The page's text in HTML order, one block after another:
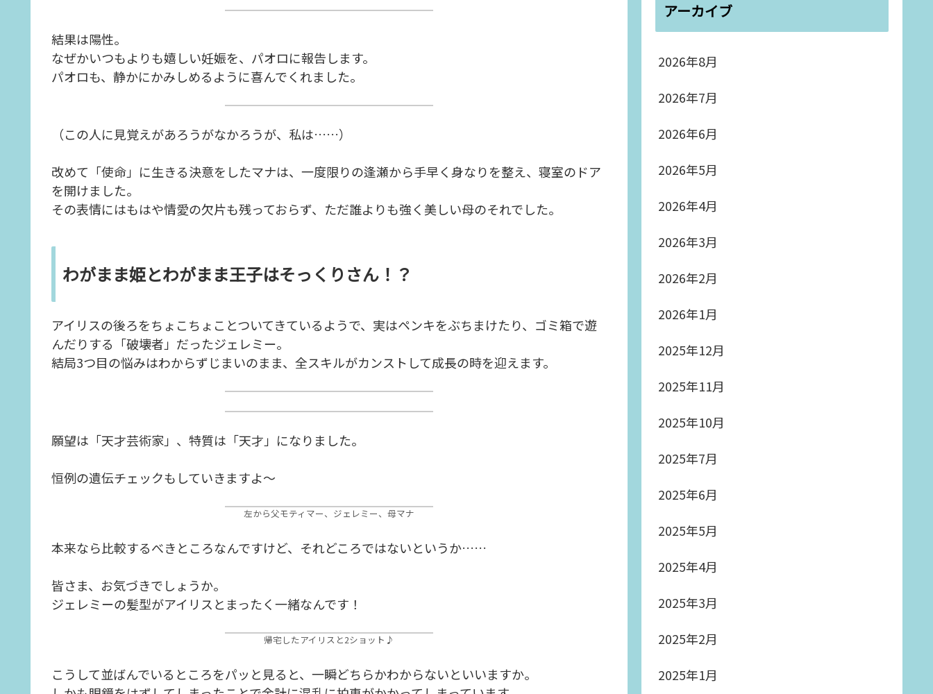
結果は陽性。
なぜかいつもよりも嬉しい妊娠を、パオロに報告します。
パオロも、静かにかみしめるように喜んでくれました。
（この人に見覚えがあろうがなかろうが、私は……）
改めて「使命」に生きる決意をしたマナは、一度限りの逢瀬から手早く身なりを整え、寝室のドア
を開けました。
その表情にはもはや情愛の欠片も残っておらず、ただ誰よりも強く美しい母のそれでした。
わがまま姫とわがまま王子はそっくりさん！？
アイリスの後ろをちょこちょことついてきているようで、実はペンキをぶちまけたり、ゴミ箱で遊
んだりする「破壊者」だったジェレミー。
結局3つ目の悩みはわからずじまいのまま、全スキルがカンストして成長の時を迎えます。
願望は「天才芸術家」、特質は「天才」になりました。
恒例の遺伝チェックもしていきますよ～
左から父モティマー、ジェレミー、母マナ
本来なら比較するべきところなんですけど、それどころではないというか……
皆さま、お気づきでしょうか。
ジェレミーの髪型がアイリスとまったく一緒なんです！
帰宅したアイリスと2ショット♪
こうして並ばんでいるところをパッと見ると、一瞬どちらかわからないといいますか。
アーカイブ
2026年8月
2026年7月
2026年6月
2026年5月
2026年4月
2026年3月
2026年2月
2026年1月
2025年12月
2025年11月
2025年10月
2025年7月
2025年6月
2025年5月
2025年4月
2025年3月
2025年2月
2025年1月